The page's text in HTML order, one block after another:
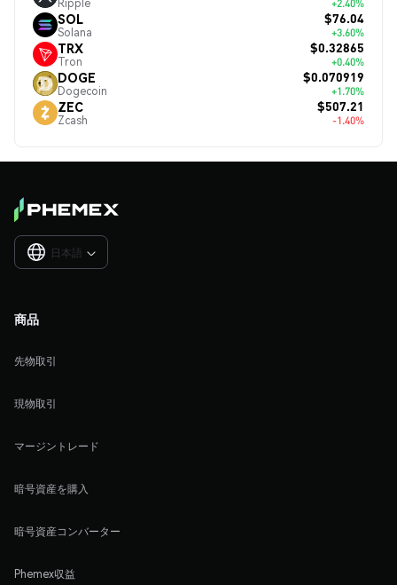
Ripple +2.40%
SOL
Solana
$76.04
+3.60%
TRX
Tron
$0.32865
+0.40%
DOGE
Dogecoin
$0.070919
+1.70%
ZEC
Zcash
$507.21
-1.40%
日本語 
商品
先物取引
現物取引
マージントレード
暗号資産を購入
暗号資産コンバーター
Phemex収益